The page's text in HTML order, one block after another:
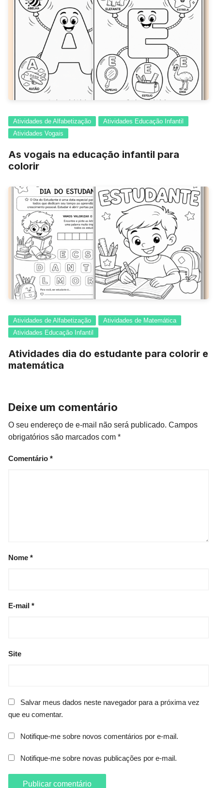
Atividades de Alfabetização
Atividades Educação Infantil
Atividades Vogais
As vogais na educação infantil para
colorir
Atividades de Alfabetização
Atividades de Matemática
Atividades Educação Infantil
Atividades dia do estudante para colorir e
matemática
Deixe um comentário
O seu endereço de e-mail não será publicado. Campos
obrigatórios são marcados com*
Comentário*
Nome*
E-mail*
Site
Salvar meus dados neste navegador para a próxima vez
que eu comentar.
Notifique-me sobre novos comentários por e-mail.
Notifique-me sobre novas publicações por e-mail.